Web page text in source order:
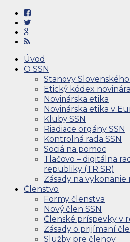
Úvod
O SSN
Stanovy
Etický kódex novinára
Novinárska etika
Novinárska etika v
Kluby SSN
Riadiace orgány SSN
Kontrolná rada SSN
Sociálna pomoc
Tlačovo – digitálna
republiky (TR SR)
Zásady na vykonanie
Členstvo
Formy členstva
Nový člen SSN
Členské príspevky v
Zásady o prijímaní
Služby pre členov